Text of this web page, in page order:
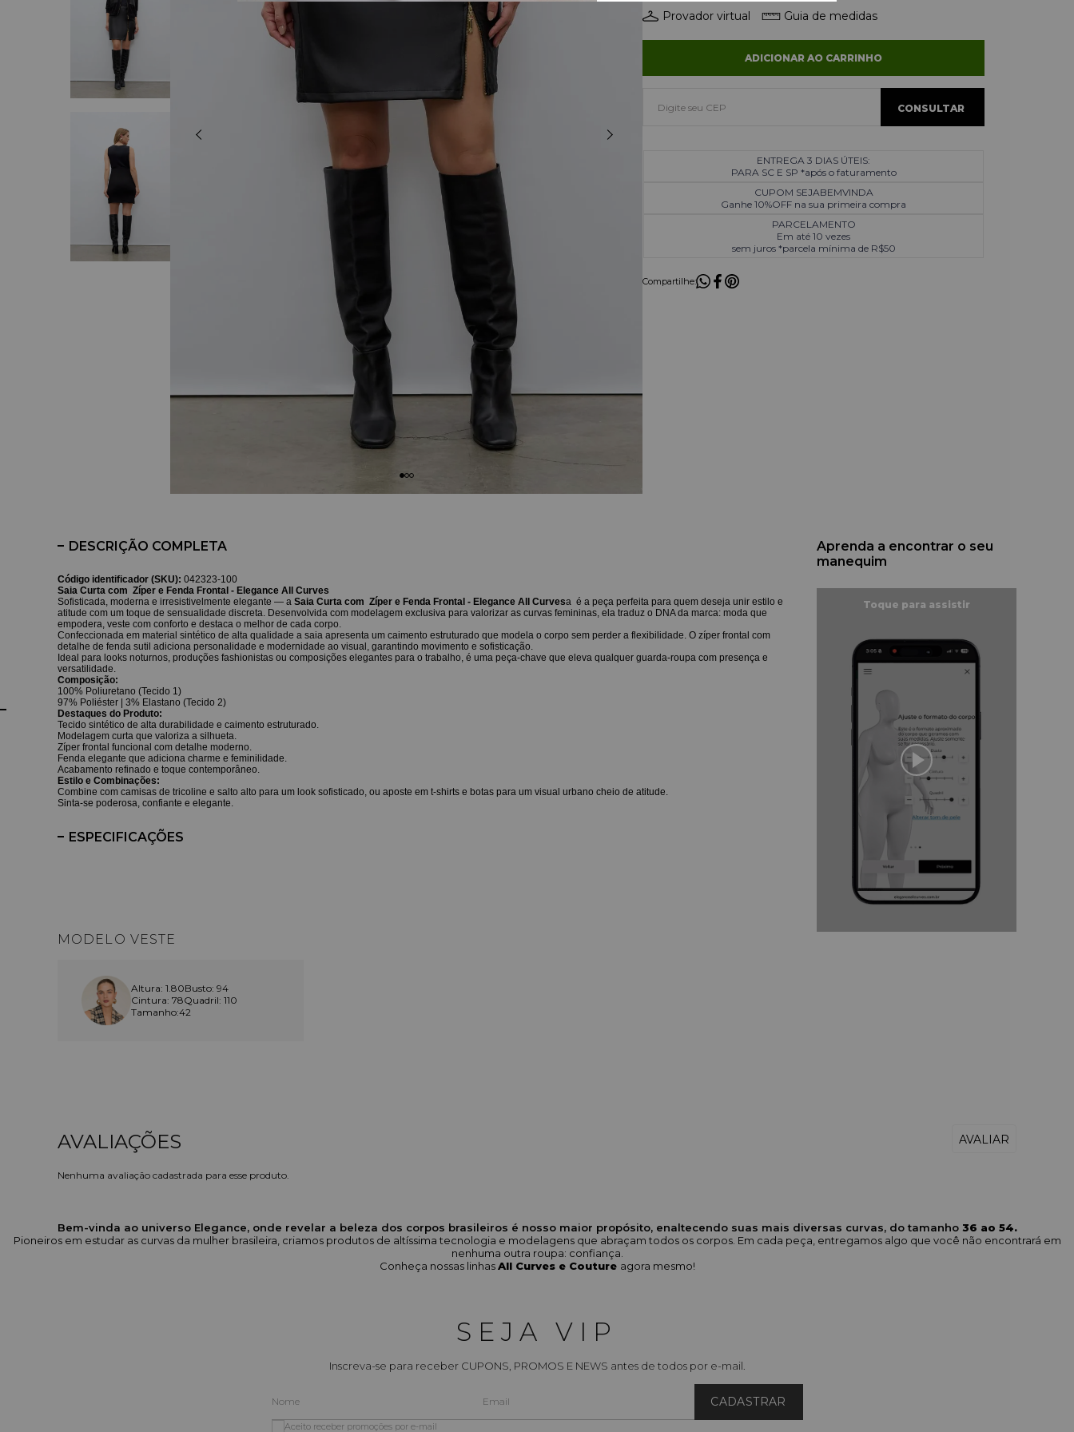
Provador virtual Guia de medidas
ADICIONAR AO CARRINHO
ENTREGA 3 DIAS ÚTEIS:
PARA SC E SP *após o faturamento
CUPOM SEJABEMVINDA
Ganhe 10%OFF na sua primeira compra
PARCELAMENTO
Em até 10 vezes
sem juros *parcela mínima de R$50
Compartilhe:
DESCRIÇÃO COMPLETA
Código identificador (SKU): 042323-100
Saia Curta com Zíper e Fenda Frontal - Elegance All Curves
Sofisticada, moderna e irresistivelmente elegante — a Saia Curta com Zíper e Fenda Frontal - Elegance All Curvesa é a peça perfeita para quem deseja unir estilo e
atitude com um toque de sensualidade discreta. Desenvolvida com modelagem exclusiva para valorizar as curvas femininas, ela traduz o DNA da marca: moda que
empodera, veste com conforto e destaca o melhor de cada corpo.
Confeccionada em material sintético de alta qualidade a saia apresenta um caimento estruturado que modela o corpo sem perder a flexibilidade. O zíper frontal com
detalhe de fenda sutil adiciona personalidade e modernidade ao visual, garantindo movimento e sofisticação.
Ideal para looks noturnos, produções fashionistas ou composições elegantes para o trabalho, é uma peça-chave que eleva qualquer guarda-roupa com presença e
versatilidade.
Composição:
100% Poliuretano (Tecido 1)
97% Poliéster | 3% Elastano (Tecido 2)
Destaques do Produto:
Tecido sintético de alta durabilidade e caimento estruturado.
Modelagem curta que valoriza a silhueta.
Zíper frontal funcional com detalhe moderno.
Fenda elegante que adiciona charme e feminilidade.
Acabamento refinado e toque contemporâneo.
Estilo e Combinações:
Combine com camisas de tricoline e salto alto para um look sofisticado, ou aposte em t-shirts e botas para um visual urbano cheio de atitude.
Sinta-se poderosa, confiante e elegante.
ESPECIFICAÇÕES
Aprenda a encontrar o seu
manequim
MODELO VESTE
Altura: 1.80Busto: 94
Cintura: 78Quadril: 110
Tamanho:42
Nenhuma avaliação cadastrada para esse produto.
Bem-vinda ao universo Elegance, onde revelar a beleza dos corpos brasileiros é nosso maior propósito, enaltecendo suas mais diversas curvas, do tamanho36 ao 54.
Pioneiros em estudar as curvas da mulher brasileira, criamos produtos de altíssima tecnologia e modelagens que abraçam todos os corpos. Em cada peça, entregamos algo que você não encontrará em
nenhuma outra roupa: confiança.
Conheça nossas linhasAll Curves e Couture agora mesmo!
SEJA VIP
Inscreva-se para receber CUPONS, PROMOS E NEWS antes de todos por e-mail.
CADASTRAR
Aceito receber promoções por e-mail